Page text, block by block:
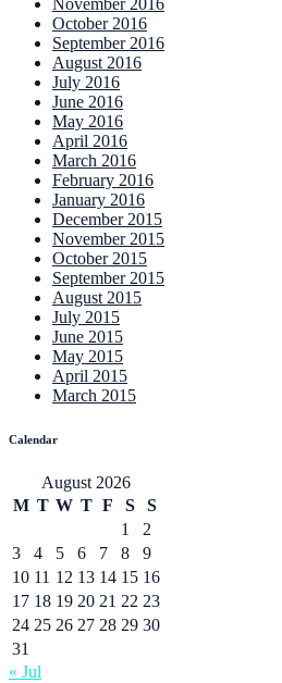
November 2016
October 2016
September 2016
August 2016
July 2016
June 2016
May 2016
April 2016
March 2016
February 2016
January 2016
December 2015
November 2015
October 2015
September 2015
August 2015
July 2015
June 2015
May 2015
April 2015
March 2015
Calendar
August 2026
M T W T F S
S
1
2
3
4 5 6 7 8
9
10 11 12 13 14 15 16
17 18 19 20 21 22 23
24 25 26 27 28 29 30
31
« Jul